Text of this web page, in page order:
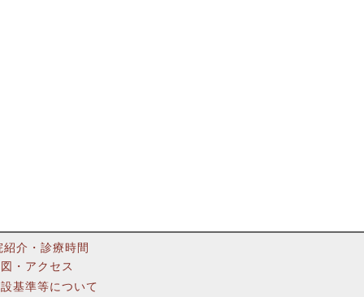
紹介・診療時間
・アクセス
基準等について